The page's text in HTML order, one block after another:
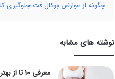
چگونه از عوارض بوکال فت جلوگیری
نوشته های مشابه
معرفی 10